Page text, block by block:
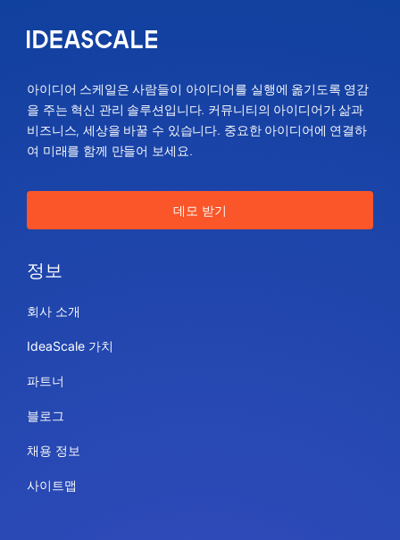
아이디어 스케일은 사람들이 아이디어를 실행에 옮기도록 영감
을 주는 혁신 관리 솔루션입니다. 커뮤니티의 아이디어가 삶과
비즈니스, 세상을 바꿀 수 있습니다. 중요한 아이디어에 연결하
여 미래를 함께 만들어 보세요.
데모 받기
정보
회사 소개
IdeaScale 가치
파트너
블로그
채용 정보
사이트맵